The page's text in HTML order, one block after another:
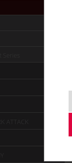
ATTACK